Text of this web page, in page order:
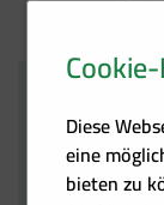
Aktionstag
19.06.2020
Österreichweit
Diese
eine
bieten zu